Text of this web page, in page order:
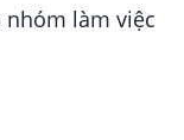
làm việc